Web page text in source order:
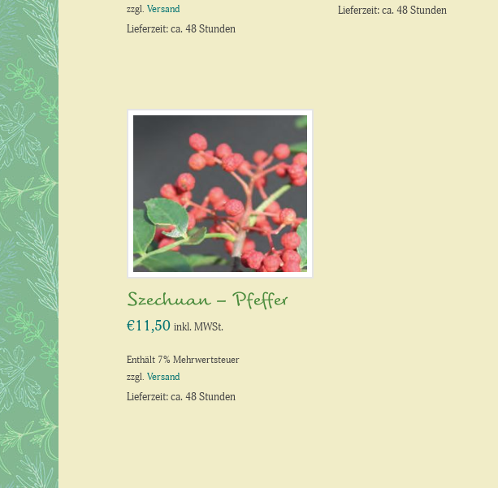
zzgl. Versand
Lieferzeit: ca. 48 Stunden
Lieferzeit: ca. 48 Stunden
Szechuan – Pfeffer
€11,50 inkl. MWSt.
Enthält 7% Mehrwertsteuer
zzgl. Versand
Lieferzeit: ca. 48 Stunden